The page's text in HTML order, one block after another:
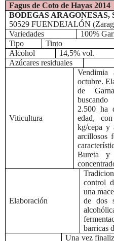
Fagus de Coto de Hayas 2014
BODEGAS ARAGONESAS,
50529 FUENDEJALÓN
Variedades
100%
Tipo
Tinto
Alcohol
14,5% vol.
Azúcares residuales
Viticultura
octubre.
de
2.500 ha
edad,
kg/cepa y
arcillosos
Bureta y
Elaboración
control
una
de dos
barricas
Una vez